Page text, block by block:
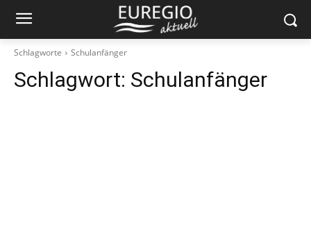
Schlagworte Schulanfänger
Schlagwort: Schulanfänger